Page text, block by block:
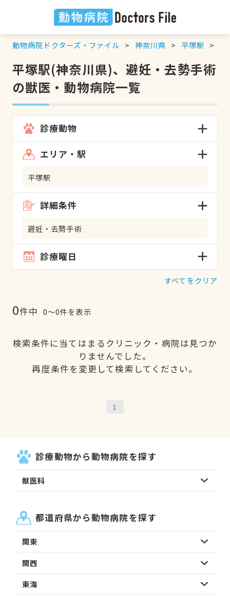
動物病院ドクターズ・ファイル 神奈川県 平塚駅
平塚駅(神奈川県)、避妊・去勢手術
の獣医・動物病院一覧
診療動物
エリア・駅
平塚駅
詳細条件
避妊・去勢手術
診療曜日
すべてをクリア
0件中 0〜0件を表示
検索条件に当てはまるクリニック・病院は見つか
りませんでした。
再度条件を変更して検索してください。
1
診療動物から動物病院を探す
獣医科
都道府県から動物病院を探す
関東
関西
東海